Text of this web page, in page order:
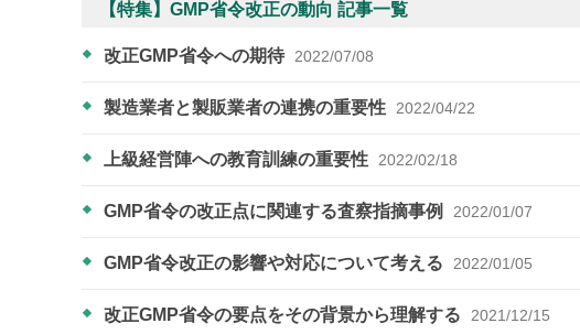
【特集】GMP省令改正の動向 記事一覧
改正GMP省令への期待 2022/07/08
製造業者と製販業者の連携の重要性 2022/04/22
上級経営陣への教育訓練の重要性 2022/02/18
GMP省令の改正点に関連する査察指摘事例 2022/01/07
GMP省令改正の影響や対応について考える 2022/01/05
改正GMP省令の要点をその背景から理解する 2021/12/15